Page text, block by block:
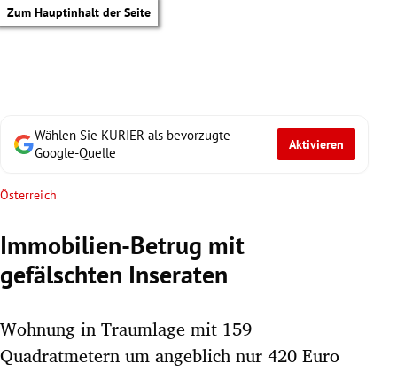
Zum Hauptinhalt der Seite
Wählen Sie KURIER als bevorzugte
Google-Quelle
Aktivieren
Österreich
Immobilien-Betrug mit
gefälschten Inseraten
Wohnung in Traumlage mit 159
Quadratmetern um angeblich nur 420 Euro